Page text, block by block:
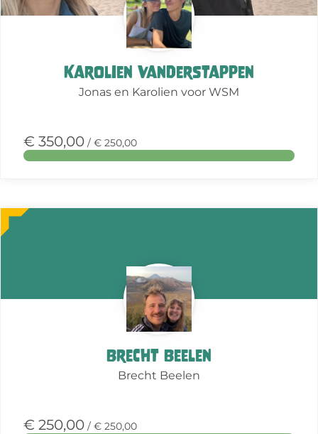
Karolien Vanderstappen
Jonas en Karolien voor WSM
€ 350,00 / € 250,00
Brecht Beelen
Brecht Beelen
€ 250,00 / € 250,00
Meer
over